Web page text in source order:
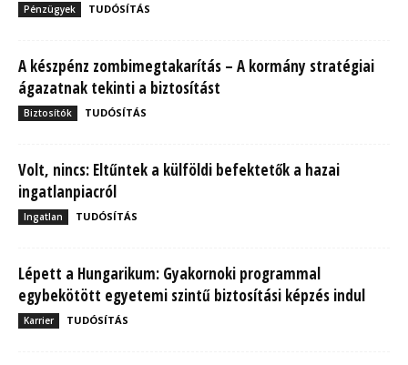
Pénzügyek TUDÓSÍTÁS
A készpénz zombimegtakarítás – A kormány stratégiai
ágazatnak tekinti a biztosítást
Biztosítók TUDÓSÍTÁS
Volt, nincs: Eltűntek a külföldi befektetők a hazai
ingatlanpiacról
Ingatlan TUDÓSÍTÁS
Lépett a Hungarikum: Gyakornoki programmal
egybekötött egyetemi szintű biztosítási képzés indul
Karrier TUDÓSÍTÁS